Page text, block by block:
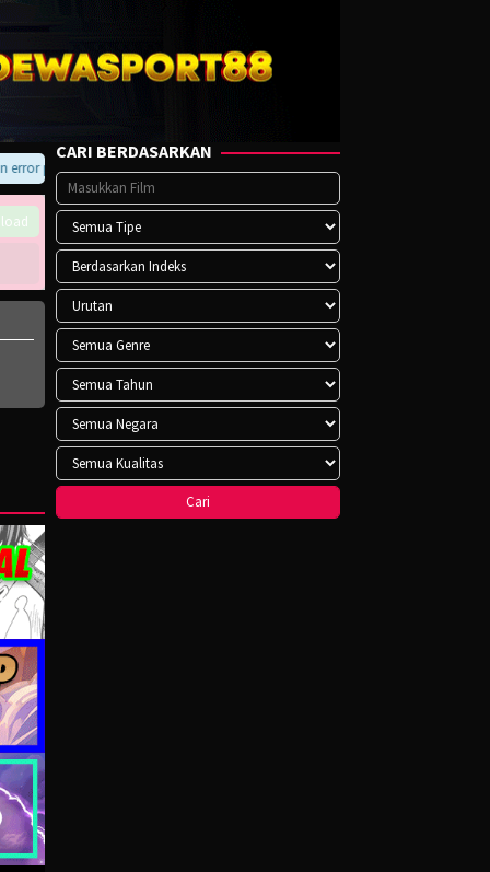
player atau saat download, hubungi kami di Telegram.
CARI BERDASARKAN